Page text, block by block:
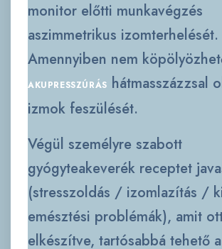
monitor előtti munkavégzés
aszimmetrikus izomterhelését.
Amennyiben nem
AKUPRESSZÚRÁS hátmasszázzsal
izmok feszülését.
Végül személyre szabott
gyógyteakeverék receptet
(stresszoldás / izomlazítás /
emésztési problémák), amit
elkészítve, tartósabbá tehető